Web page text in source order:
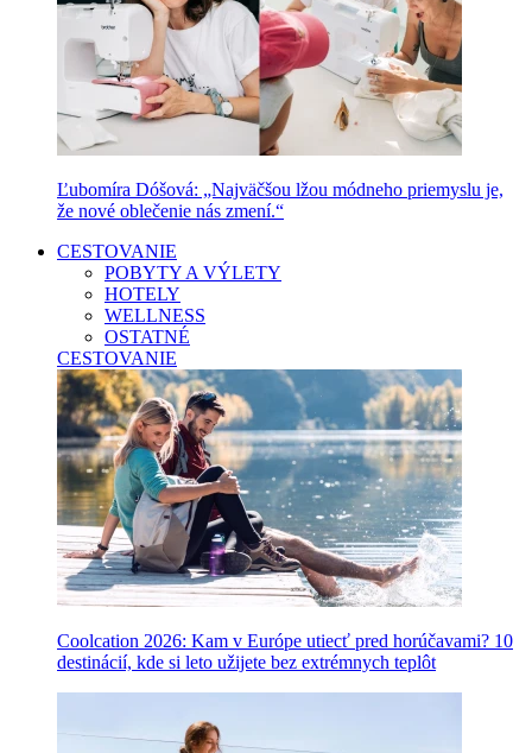
Ľubomíra Dóšová: „Najväčšou lžou módneho priemyslu je,
že nové oblečenie nás zmení.“
CESTOVANIE
POBYTY A VÝLETY
HOTELY
WELLNESS
OSTATNÉ
CESTOVANIE
Coolcation 2026: Kam v Európe utiecť pred horúčavami? 10
destinácií, kde si leto užijete bez extrémnych teplôt